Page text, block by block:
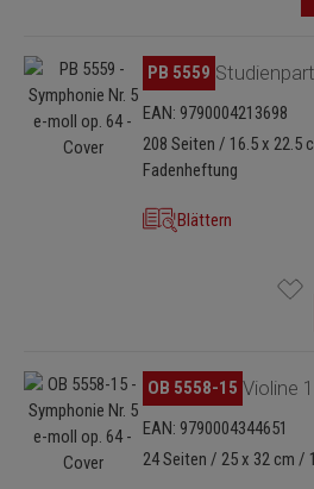
Bildergalerie überspringen
PB 5559
EAN: 9790004213698
208 Seiten / 16.5 x 22.5
Fadenheftung
Blättern
Bildergalerie überspringen
OB 5558-15 Violine 1
EAN: 9790004344651
24 Seiten / 25 x 32 cm /